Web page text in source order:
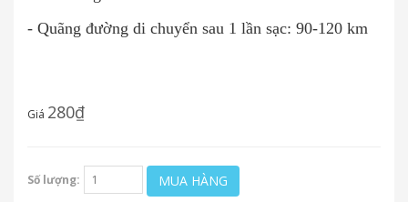
- Quãng đường di chuyển sau 1 lần sạc: 90-120 km
Giá 280₫
Số lượng: MUA HÀNG